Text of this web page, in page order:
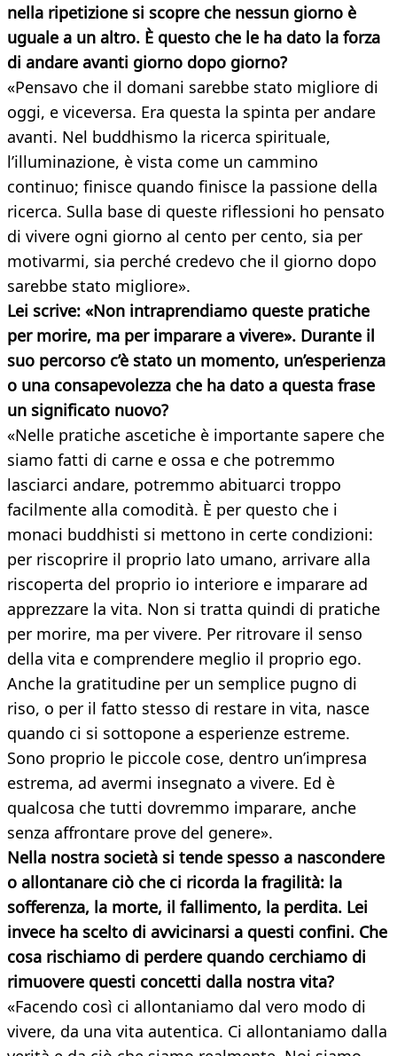
nella ripetizione si scopre che nessun giorno è
uguale a un altro. È questo che le ha dato la forza
di andare avanti giorno dopo giorno?
«Pensavo che il domani sarebbe stato migliore di
oggi, e viceversa. Era questa la spinta per andare
avanti. Nel buddhismo la ricerca spirituale,
l’illuminazione, è vista come un cammino
continuo; finisce quando finisce la passione della
ricerca. Sulla base di queste riflessioni ho pensato
di vivere ogni giorno al cento per cento, sia per
motivarmi, sia perché credevo che il giorno dopo
sarebbe stato migliore».
Lei scrive: «Non intraprendiamo queste pratiche
per morire, ma per imparare a vivere». Durante il
suo percorso c’è stato un momento, un’esperienza
o una consapevolezza che ha dato a questa frase
un significato nuovo?
«Nelle pratiche ascetiche è importante sapere che
siamo fatti di carne e ossa e che potremmo
lasciarci andare, potremmo abituarci troppo
facilmente alla comodità. È per questo che i
monaci buddhisti si mettono in certe condizioni:
per riscoprire il proprio lato umano, arrivare alla
riscoperta del proprio io interiore e imparare ad
apprezzare la vita. Non si tratta quindi di pratiche
per morire, ma per vivere. Per ritrovare il senso
della vita e comprendere meglio il proprio ego.
Anche la gratitudine per un semplice pugno di
riso, o per il fatto stesso di restare in vita, nasce
quando ci si sottopone a esperienze estreme.
Sono proprio le piccole cose, dentro un’impresa
estrema, ad avermi insegnato a vivere. Ed è
qualcosa che tutti dovremmo imparare, anche
senza affrontare prove del genere».
Nella nostra società si tende spesso a nascondere
o allontanare ciò che ci ricorda la fragilità: la
sofferenza, la morte, il fallimento, la perdita. Lei
invece ha scelto di avvicinarsi a questi confini. Che
cosa rischiamo di perdere quando cerchiamo di
rimuovere questi concetti dalla nostra vita?
«Facendo così ci allontaniamo dal vero modo di
vivere, da una vita autentica. Ci allontaniamo dalla